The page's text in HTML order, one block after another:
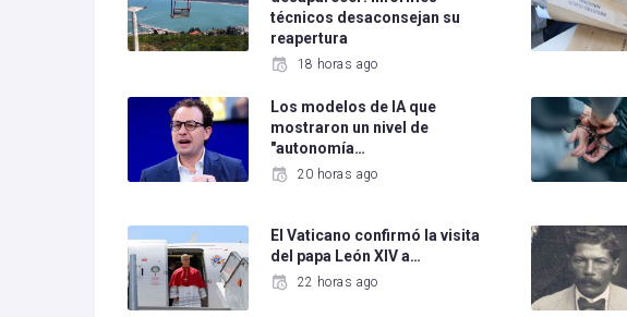
técnicos desaconsejan su
reapertura
18 horas ago
Los modelos de IA que
mostraron un nivel de
"autonomía…
20 horas ago
El Vaticano confirmó la visita
del papa León XIV a…
22 horas ago